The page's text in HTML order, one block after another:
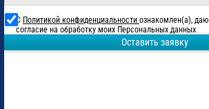
С Политикой конфиденциальности ознакомлен(а), даю
согласие на обработку моих Персональных данных
Оставить заявку